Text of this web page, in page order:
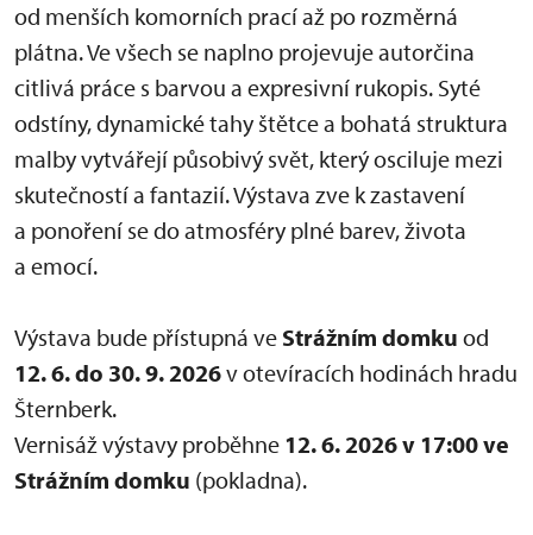
od menších komorních prací až po rozměrná
plátna. Ve všech se naplno projevuje autorčina
citlivá práce s barvou a expresivní rukopis. Syté
odstíny, dynamické tahy štětce a bohatá struktura
malby vytvářejí působivý svět, který osciluje mezi
skutečností a fantazií. Výstava zve k zastavení
a ponoření se do atmosféry plné barev, života
a emocí.
Výstava bude přístupná ve Strážním domku ​od
12. 6. do 30. 9. 2026v otevíracích hodinách hradu
Šternberk.
Vernisáž výstavy proběhne 12. 6. 2026 v 17:00 ve
Strážním domku (pokladna).